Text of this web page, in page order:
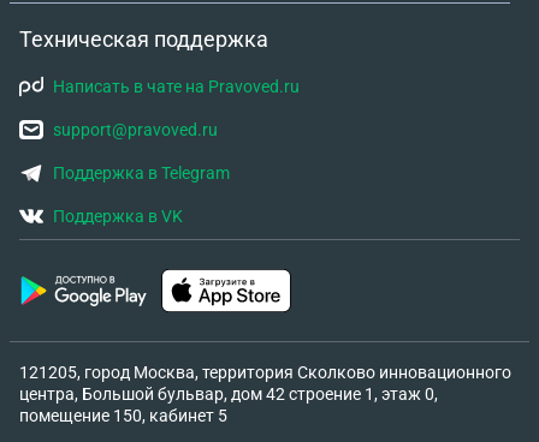
Техническая поддержка
Написать в чате на Pravoved.ru
support@pravoved.ru
Поддержка в Telegram
Поддержка в VK
121205, город Москва, территория Сколково инновационного
центра, Большой бульвар, дом 42 строение 1, этаж 0,
помещение 150, кабинет 5